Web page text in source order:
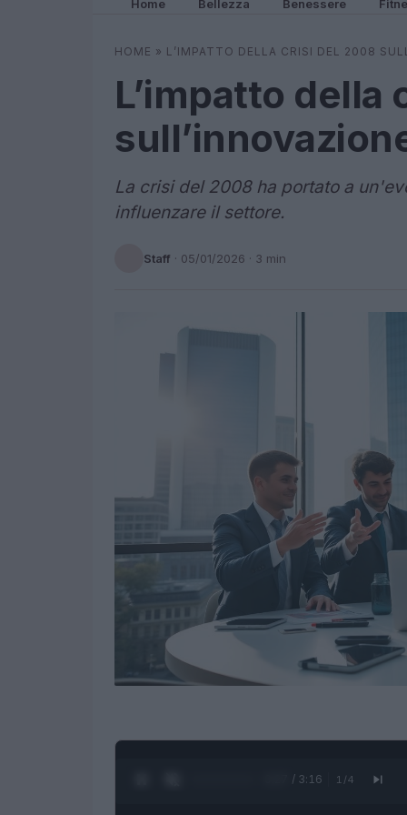
Home Bellezza Benessere
HOME » L’IMPATTO DELLA CRISI DEL 2008
L’impatto della
La crisi del 2008 ha portato a
influenzare il settore.
Staff · 05/01/2026 · 3 min
0:28 / 3:16 1 /4